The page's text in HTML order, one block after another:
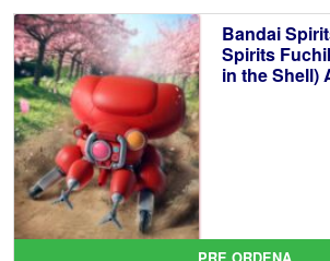
Bandai
Spirits
in the Shell)